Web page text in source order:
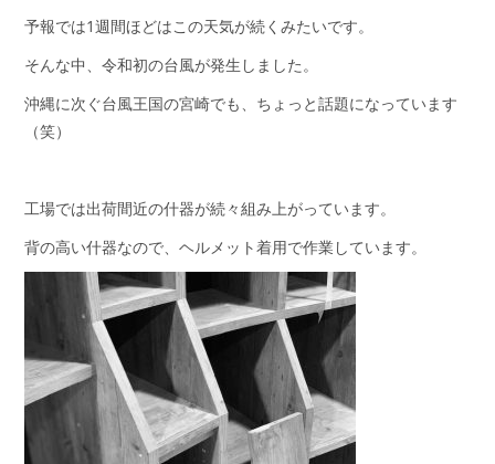
予報では1週間ほどはこの天気が続くみたいです。
そんな中、令和初の台風が発生しました。
沖縄に次ぐ台風王国の宮崎でも、ちょっと話題になっています
（笑）
工場では出荷間近の什器が続々組み上がっています。
背の高い什器なので、ヘルメット着用で作業しています。